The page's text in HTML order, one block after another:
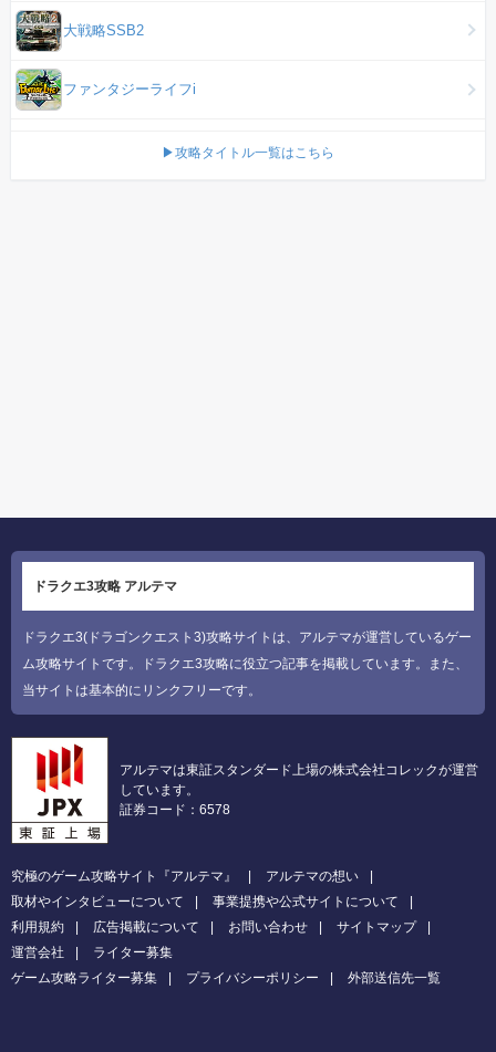
大戦略SSB2
ファンタジーライフi
▶攻略タイトル一覧はこちら
ドラクエ3攻略 アルテマ
ドラクエ3(ドラゴンクエスト3)攻略サイトは、アルテマが運営しているゲー
ム攻略サイトです。ドラクエ3攻略に役立つ記事を掲載しています。また、
当サイトは基本的にリンクフリーです。
アルテマは東証スタンダード上場の株式会社コレックが運営
しています。
証券コード：6578
究極のゲーム攻略サイト『アルテマ』
アルテマの想い
取材やインタビューについて
事業提携や公式サイトについて
利用規約
広告掲載について お問い合わせ
サイトマップ
運営会社
ライター募集
ゲーム攻略ライター募集
プライバシーポリシー 外部送信先一覧